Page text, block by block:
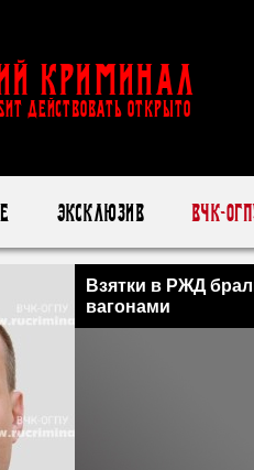
Криминал
ДЕЙСТВОВАТЬ ОТКРЫТО
Эксклюзив ВЧК-
Взятки в РЖД
вагонами